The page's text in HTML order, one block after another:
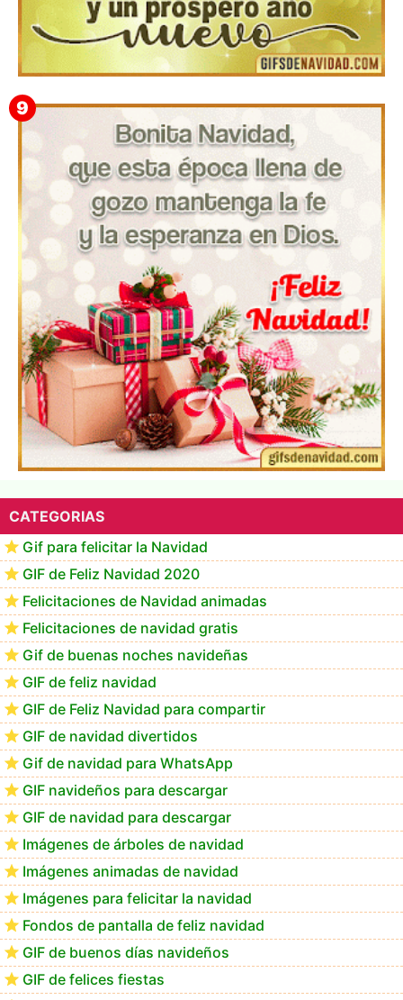
Te deseo una Feliz Navidad Marlene
GIF navideños para descargar en el móvil
CATEGORIAS
Gif para felicitar la Navidad
GIF de Feliz Navidad 2020
Felicitaciones de Navidad animadas
Felicitaciones de navidad gratis
Gif de buenas noches navideñas
GIF de feliz navidad
GIF de Feliz Navidad para compartir
GIF de navidad divertidos
Gif de navidad para WhatsApp
GIF navideños para descargar
GIF de navidad para descargar
Imágenes de árboles de navidad
Imágenes animadas de navidad
Imágenes para felicitar la navidad
Fondos de pantalla de feliz navidad
GIF de buenos días navideños
GIF de felices fiestas